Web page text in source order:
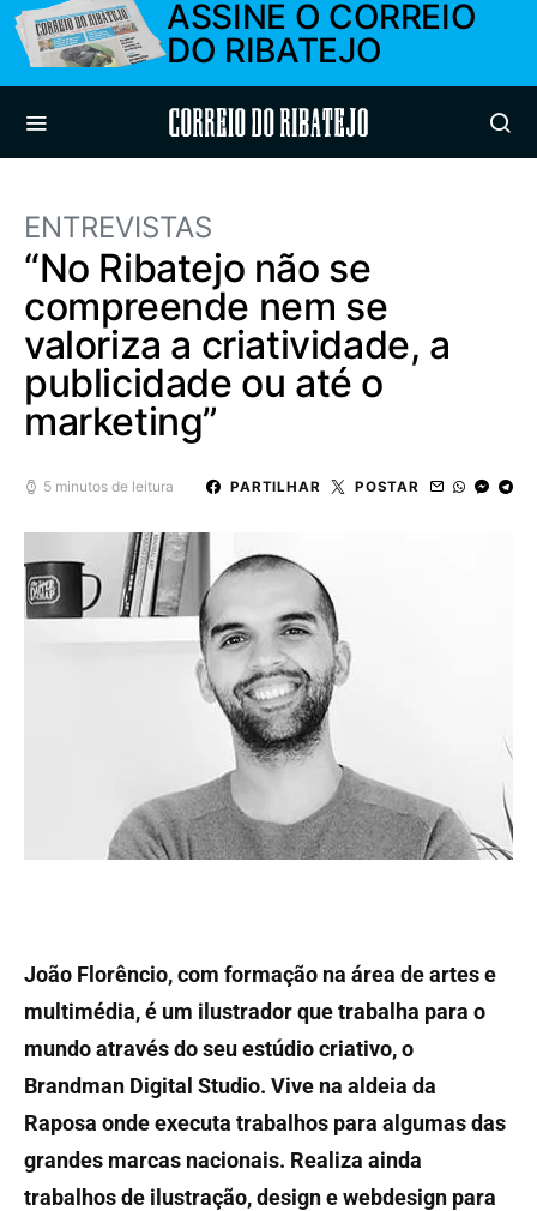
ASSINE O CORREIO
DO RIBATEJO
Correio do Ribatejo
ENTREVISTAS
“No Ribatejo não se
compreende nem se
valoriza a criatividade, a
publicidade ou até o
marketing”
5 minutos de leitura PARTILHAR POSTAR
João Florêncio, com formação na área de artes e
multimédia, é um ilustrador que trabalha para o
mundo através do seu estúdio criativo, o
Brandman Digital Studio. Vive na aldeia da
Raposa onde executa trabalhos para algumas das
grandes marcas nacionais. Realiza ainda
trabalhos de ilustração, design e webdesign para